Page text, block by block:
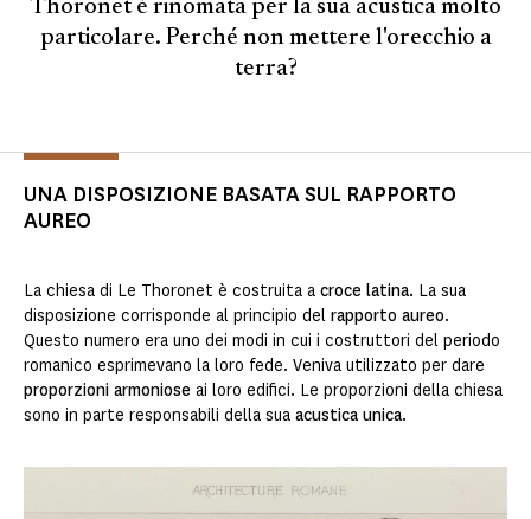
Thoronet è rinomata per la sua acustica molto
particolare. Perché non mettere l'orecchio a
terra?
UNA DISPOSIZIONE BASATA SUL RAPPORTO
AUREO
La chiesa di Le Thoronet è costruita a croce latina. La sua
disposizione corrisponde al principio del rapporto aureo.
Questo numero era uno dei modi in cui i costruttori del periodo
romanico esprimevano la loro fede. Veniva utilizzato per dare
proporzioni armoniose ai loro edifici. Le proporzioni della chiesa
sono in parte responsabili della sua acustica unica.